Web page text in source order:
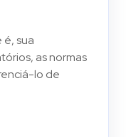
é, sua
as normas
lo de